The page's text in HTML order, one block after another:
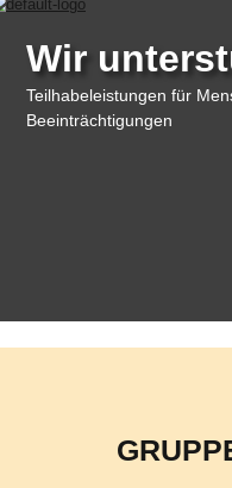
Wir
Teilhabeleistungen für
Beeinträchtigungen